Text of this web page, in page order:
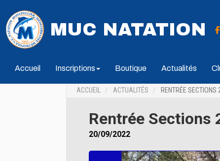
MUC NATATION
Accueil Inscriptions Boutique Actualités
ACCUEIL ACTUALITÉS RENTRÉE
Rentrée Sections
20/09/2022